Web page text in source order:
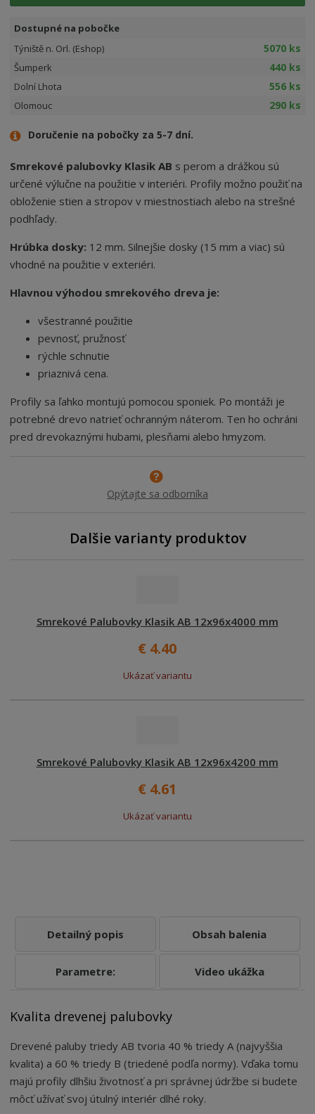
Dostupné na pobočke
Týniště n. Orl. (Eshop)
5070 ks
Šumperk 440 ks
Dolní Lhota 556 ks
Olomouc 290 ks
Doručenie na pobočky za 5-7 dní.
Smrekové palubovky Klasik AB s perom a drážkou sú
určené výlučne na použitie v interiéri. Profily možno použiť na
obloženie stien a stropov v miestnostiach alebo na strešné
podhľady.
Hrúbka dosky: 12 mm. Silnejšie dosky (15 mm a viac) sú
vhodné na použitie v exteriéri.
Hlavnou výhodou smrekového dreva je:
všestranné použitie
pevnosť, pružnosť
rýchle schnutie
priaznivá cena.
Profily sa ľahko montujú pomocou sponiek. Po montáži je
potrebné drevo natrieť ochranným náterom. Ten ho ochráni
pred drevokaznými hubami, plesňami alebo hmyzom.
Opýtajte sa odborníka
Dalšie varianty produktov
Smrekové Palubovky Klasik AB 12x96x4000 mm
€ 4.40
Ukázať variantu
Smrekové Palubovky Klasik AB 12x96x4200 mm
€ 4.61
Ukázať variantu
Detailný popis Obsah balenia
Parametre: Video ukážka
Kvalita drevenej palubovky
Drevené paluby triedy AB tvoria 40 % triedy A (najvyššia
kvalita) a 60 % triedy B (triedené podľa normy). Vďaka tomu
majú profily dlhšiu životnosť a pri správnej údržbe si budete
môcť užívať svoj útulný interiér dlhé roky.